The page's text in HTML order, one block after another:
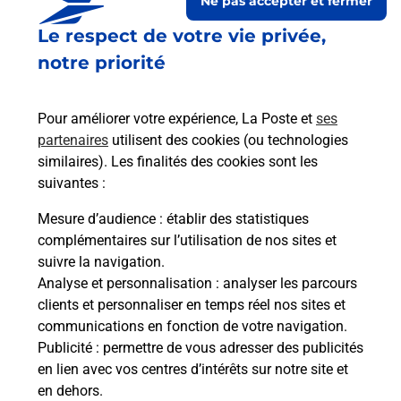
Le respect de votre vie privée,
notre priorité
Pour améliorer votre expérience, La Poste et ses
partenaires utilisent des cookies (ou technologies
similaires). Les finalités des cookies sont les
suivantes :
Mesure d’audience : établir des statistiques
complémentaires sur l’utilisation de nos sites et
suivre la navigation.
Analyse et personnalisation : analyser les parcours
clients et personnaliser en temps réel nos sites et
communications en fonction de votre navigation.
Publicité : permettre de vous adresser des publicités
en lien avec vos centres d’intérêts sur notre site et
en dehors.
Prochaine collecte du courrierjeudià 09h00
1 Place De La Mairie
52400 Vicq
Itinéraire
Le lien s'ouvre dans un nouvel onglet